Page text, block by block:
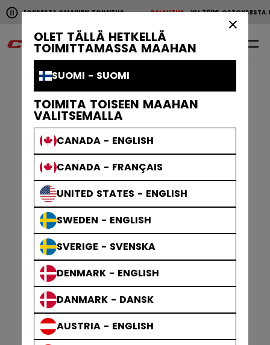
OLET TÄLLÄ HETKELLÄ
TOIMITTAMASSA MAAHAN
SUOMI - SUOMI
TOIMITA TOISEEN MAAHAN
VALITSEMALLA
CANADA - ENGLISH
CANADA - FRANÇAIS
UNITED STATES - ENGLISH
SWEDEN - ENGLISH
SVERIGE - SVENSKA
DENMARK - ENGLISH
DANMARK - DANSK
AUSTRIA - ENGLISH
Pause the horizontal scroll animation.
ILMAINEN TOIMITUSPALAUTUS YLI 200€ OSTOKSESTA
YLI 200€ OSTOKSESTA ILMAINEN TOIMITUS